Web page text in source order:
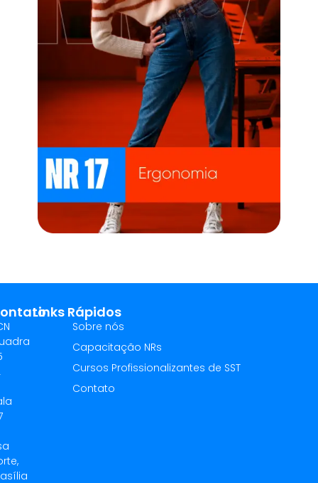
Links Rápidos
Sobre nós
Capacitação NRs
Cursos Profissionalizantes de SST
Contato